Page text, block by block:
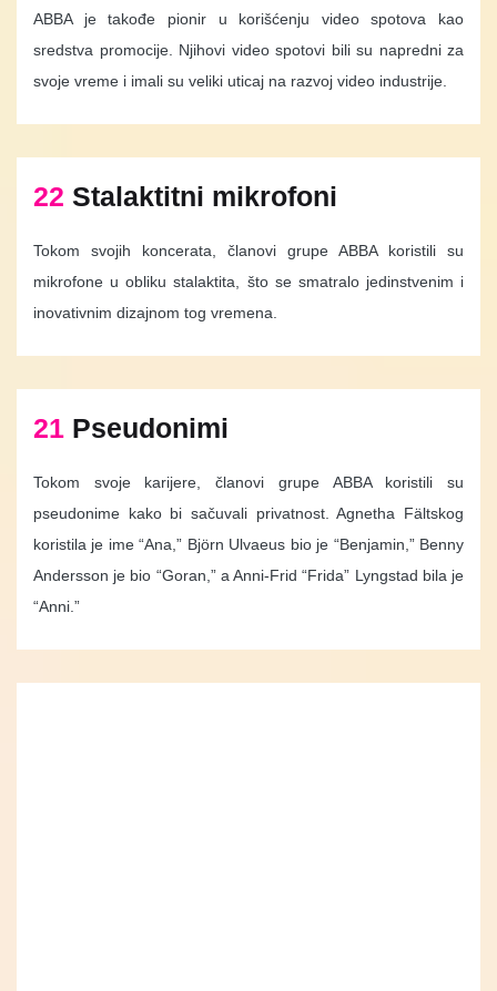
ABBA je takođe pionir u korišćenju video spotova kao
sredstva promocije. Njihovi video spotovi bili su napredni za
svoje vreme i imali su veliki uticaj na razvoj video industrije.
22 Stalaktitni mikrofoni
Tokom svojih koncerata, članovi grupe ABBA koristili su
mikrofone u obliku stalaktita, što se smatralo jedinstvenim i
inovativnim dizajnom tog vremena.
21 Pseudonimi
Tokom svoje karijere, članovi grupe ABBA koristili su
pseudonime kako bi sačuvali privatnost. Agnetha Fältskog
koristila je ime “Ana,” Björn Ulvaeus bio je “Benjamin,” Benny
Andersson je bio “Goran,” a Anni-Frid “Frida” Lyngstad bila je
“Anni.”